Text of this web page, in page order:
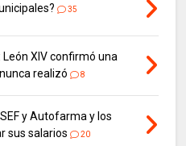
35
XIV confirmó una
realizó
8
y Autofarma y los
sus salarios
20